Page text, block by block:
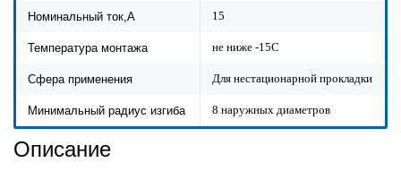
Номинальный ток,А 15
Температура монтажа не ниже -15С
Сфера применения Для нестационарной прокладки
Минимальный радиус изгиба 8 наружных диаметров
Описание